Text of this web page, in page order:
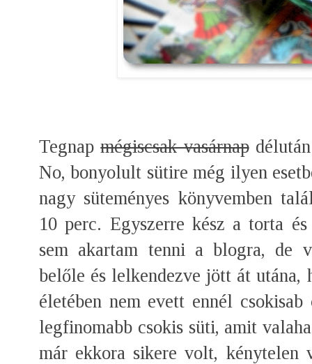
Tegnapmégiscsak vasárnapdélután
No, bonyolult sütire még ilyen
nagy süteményes könyvemben
10 perc. Egyszerre kész a torta
sem akartam tenni a blogra, de
belőle és lelkendezve jött át utána,
életében nem evett ennél
legfinomabb csokis süti, amit
már ekkora sikere volt, kénytelen